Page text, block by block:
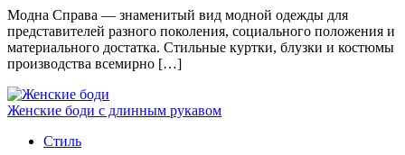
Модна Справа — знаменитый вид модной одежды для
представителей разного поколения, социального положения и
материального достатка. Стильные куртки, блузки и костюмы
производства всемирно […]
Женские боди с длинным рукавом
Стиль